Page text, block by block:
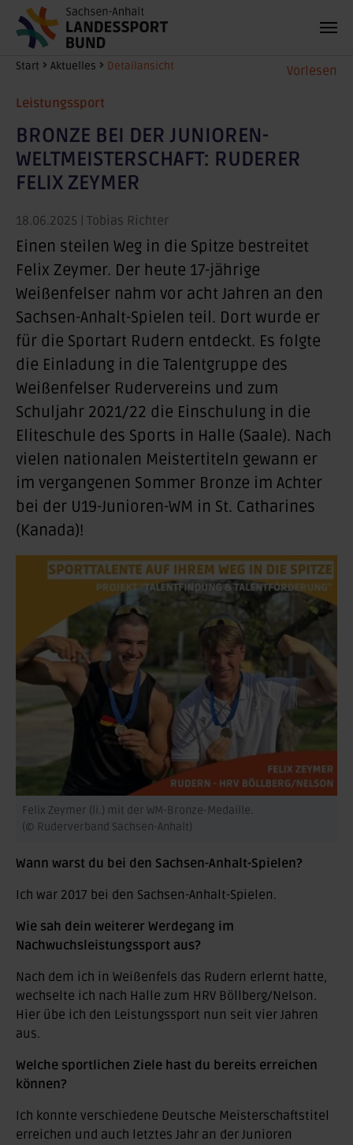
Zum Hauptinhalt springen Vorlesen
Sie sind hier:
Start Aktuelles Detailansicht
Leistungssport
BRONZE BEI DER JUNIOREN-
WELTMEISTERSCHAFT: RUDERER
FELIX ZEYMER
18.06.2025 | Tobias Richter
Einen steilen Weg in die Spitze bestreitet
Felix Zeymer. Der heute 17-jährige
Weißenfelser nahm vor acht Jahren an den
Sachsen-Anhalt-Spielen teil. Dort wurde er
für die Sportart Rudern entdeckt. Es folgte
die Einladung in die Talentgruppe des
Weißenfelser Rudervereins und zum
Schuljahr 2021/22 die Einschulung in die
Eliteschule des Sports in Halle (Saale). Nach
vielen nationalen Meistertiteln gewann er
im vergangenen Sommer Bronze im Achter
bei der U19-Junioren-WM in St. Catharines
(Kanada)!
Felix Zeymer (li.) mit der WM-Bronze-Medaille.
(© Ruderverband Sachsen-Anhalt)
Wann warst du bei den Sachsen-Anhalt-Spielen?
Ich war 2017 bei den Sachsen-Anhalt-Spielen.
Wie sah dein weiterer Werdegang im
Nachwuchsleistungssport aus?
Nach dem ich in Weißenfels das Rudern erlernt hatte,
wechselte ich nach Halle zum HRV Böllberg/Nelson.
Hier übe ich den Leistungssport nun seit vier Jahren
aus.
Welche sportlichen Ziele hast du bereits erreichen
können?
Ich konnte verschiedene Deutsche Meisterschaftstitel
erreichen und auch letztes Jahr an der Junioren